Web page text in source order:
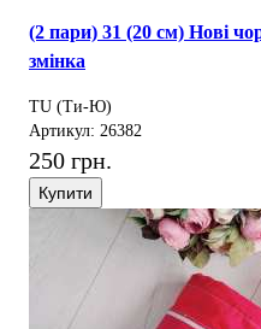
(2 пари) 31 (20 см) Нові
змінка
TU (Ти-Ю)
Артикул: 26382
250 грн.
Купити